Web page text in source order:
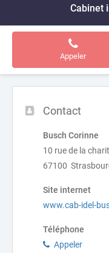
Cabinet
Appeler
Contact
Busch Corinne
10 rue de la
67100
Site internet
www.cab-idel-
Téléphone
Appeler